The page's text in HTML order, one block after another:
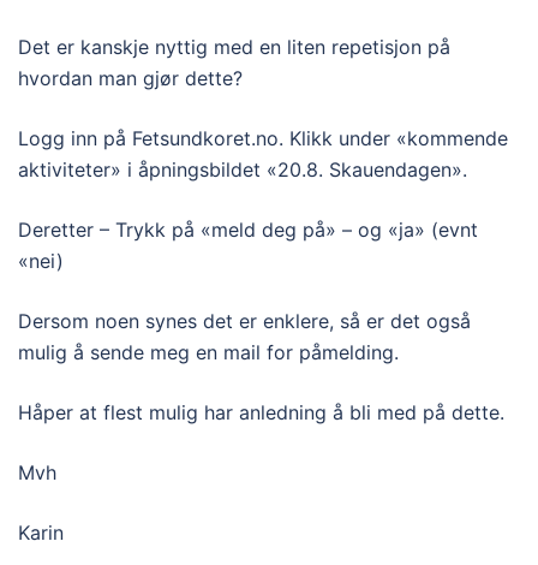
Det er kanskje nyttig med en liten repetisjon på
hvordan man gjør dette?
Logg inn på Fetsundkoret.no. Klikk under «kommende
aktiviteter» i åpningsbildet «20.8. Skauendagen».
Deretter – Trykk på «meld deg på» – og «ja» (evnt
«nei)
Dersom noen synes det er enklere, så er det også
mulig å sende meg en mail for påmelding.
Håper at flest mulig har anledning å bli med på dette.
Mvh
Karin